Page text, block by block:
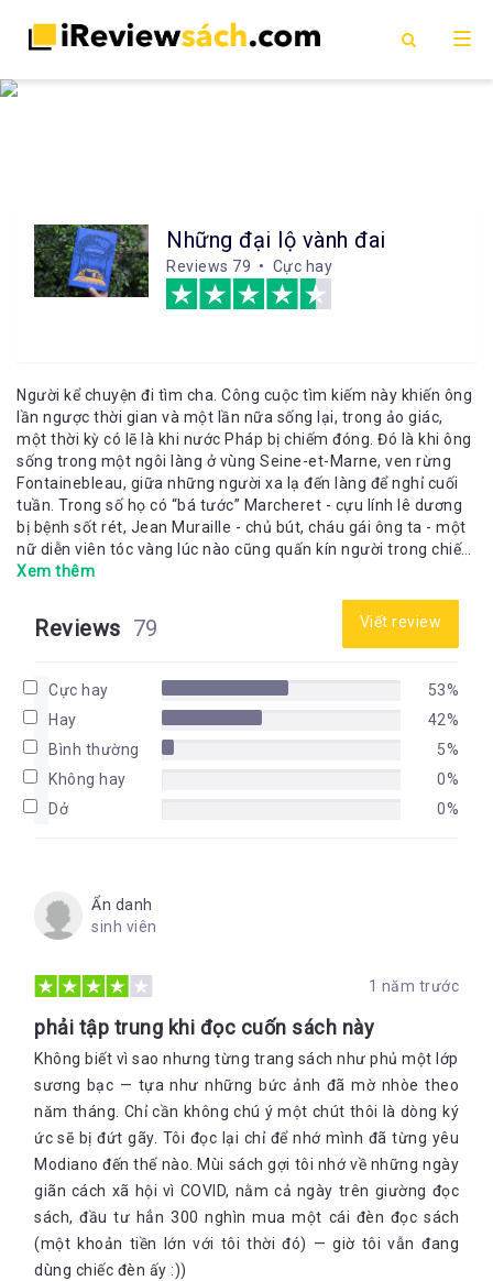
Những đại lộ vành đai
Reviews 79 • Cực hay
Người kể chuyện đi tìm cha. Công cuộc tìm kiếm này khiến ông
lần ngược thời gian và một lần nữa sống lại, trong ảo giác,
một thời kỳ có lẽ là khi nước Pháp bị chiếm đóng. Đó là khi ông
sống trong một ngôi làng ở vùng Seine-et-Marne, ven rừng
Fontainebleau, giữa những người xa lạ đến làng để nghỉ cuối
tuần. Trong số họ có “bá tước” Marcheret - cựu lính lê dương
bị bệnh sốt rét, Jean Muraille - chủ bút, cháu gái ông ta - một
nữ diễn viên tóc vàng lúc nào cũng quấn kín người trong chiếc
áo choàng lông thú… Cuối cùng, là cha của người kể chuyện,
xâm nhập cái giới ám muội ấy, với hy vọng tiếp cận cha mình.
Chính xác thì ông là ai? Buôn lậu chợ đen? Một người Do Thái
đến tận cuối câu chuyện, người kể chuyện sẽ đuổi theo người
cha mờ mịt ấy. Đầy âu yếm. Như muốn hòa vào với cha mình
và chịu trách nhiệm về một quá khứ biến động cũng chính là
nơi ông xuất thân.
Xem thêm
Reviews 79 Viết review
Cực hay
53%
Hay
42%
Bình thường
5%
Không hay
0%
Dở
0%
Ẩn danh
sinh viên
1 năm trước
phải tập trung khi đọc cuốn sách này
Không biết vì sao nhưng từng trang sách như phủ một lớp
sương bạc — tựa như những bức ảnh đã mờ nhòe theo
năm tháng. Chỉ cần không chú ý một chút thôi là dòng ký
ức sẽ bị đứt gãy. Tôi đọc lại chỉ để nhớ mình đã từng yêu
Modiano đến thế nào. Mùi sách gợi tôi nhớ về những ngày
giãn cách xã hội vì COVID, nằm cả ngày trên giường đọc
sách, đầu tư hẳn 300 nghìn mua một cái đèn đọc sách
(một khoản tiền lớn với tôi thời đó) — giờ tôi vẫn đang
dùng chiếc đèn ấy :))